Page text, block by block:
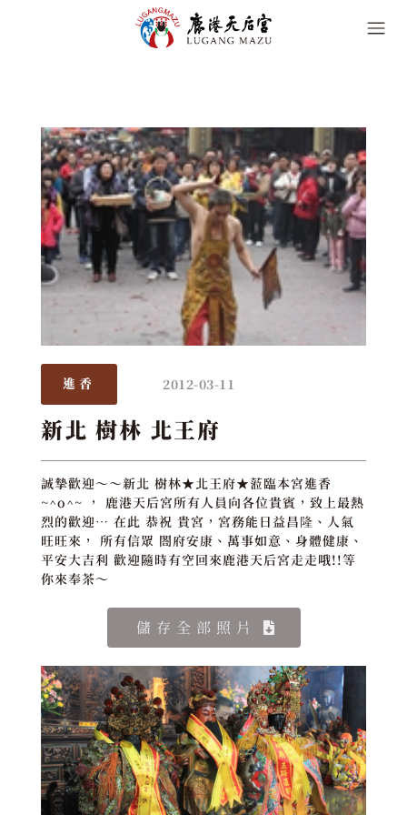
進香 2012-03-11
新北 樹林 北王府
誠摯歡迎～～新北 樹林★北王府★蒞臨本宮進香
~^o^~ ， 鹿港天后宮所有人員向各位貴賓，致上最熱
烈的歡迎… 在此 恭祝 貴宮，宮務能日益昌隆、人氣
旺旺來， 所有信眾 閤府安康、萬事如意、身體健康、
平安大吉利 歡迎隨時有空回來鹿港天后宮走走哦!!等
你來奉茶～
儲存全部照片